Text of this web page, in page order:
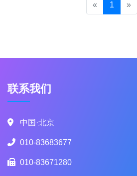
« 1 »
联系我们
中国·北京
010-83683677
010-83671280